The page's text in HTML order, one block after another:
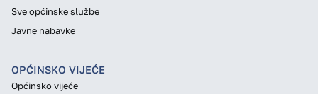
Sve općinske službe
Javne nabavke
OPĆINSKO VIJEĆE
Općinsko vijeće